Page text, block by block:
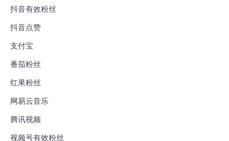
抖音有效粉丝
抖音点赞
支付宝
番茄粉丝
红果粉丝
网易云音乐
腾讯视频
视频号有效粉丝